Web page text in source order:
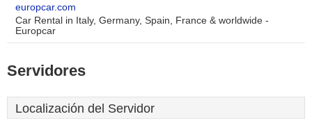
europcar.com
Car Rental in Italy, Germany, Spain, France & worldwide -
Europcar
Servidores
Localización del Servidor